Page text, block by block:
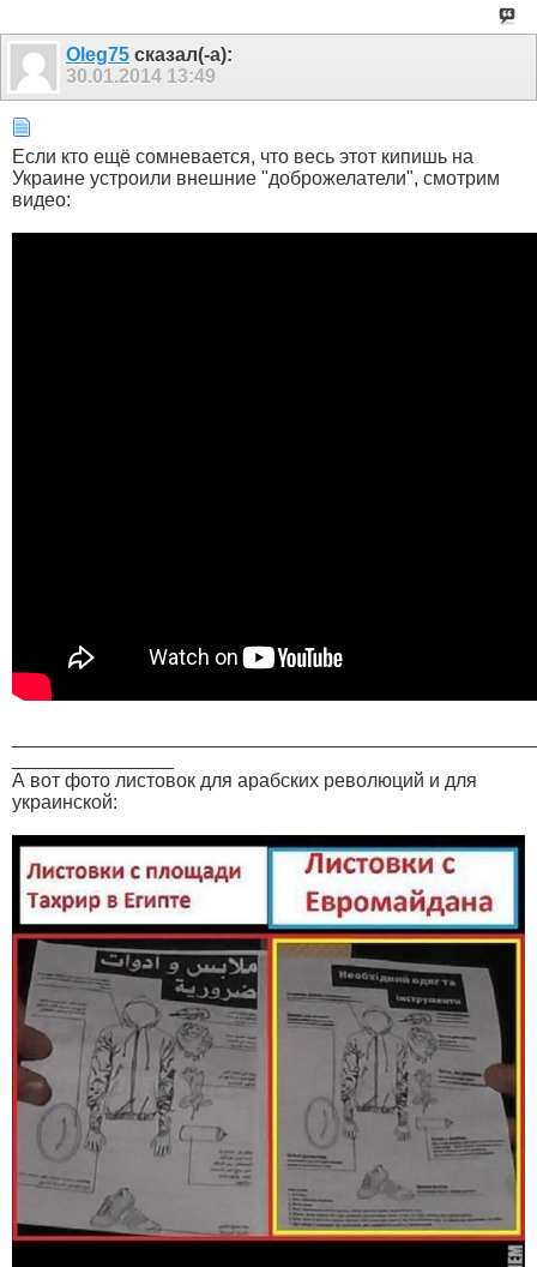
Olеg75 сказал(-а):
30.01.2014 13:49
Если кто ещё сомневается, что весь этот кипишь на
Украине устроили внешние "доброжелатели", смотрим
видео:
А вот фото листовок для арабских революций и для
украинской: